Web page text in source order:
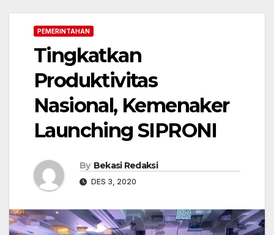
PEMERINTAHAN
Tingkatkan
Produktivitas
Nasional, Kemenaker
Launching SIPRONI
By Bekasi Redaksi
DES 3, 2020